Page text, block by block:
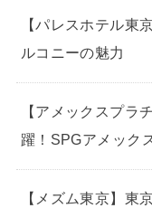
【パレスホテル東
ルコニーの魅力
【アメックスプラ
躍！SPGアメック
【メズム東京】東